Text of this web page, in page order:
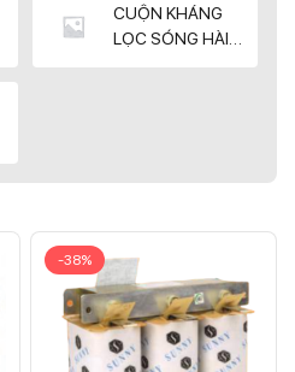
CUỘN KHÁNG
LỌC SÓNG HÀI
-38%